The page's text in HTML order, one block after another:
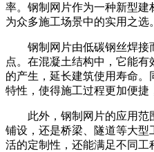
率。钢制网片作为一种新型
为众多施工场景中的实用之选。
钢制网片由低碳钢丝焊接
点。在混凝土结构中，它能
的产生，延长建筑使用寿命
特性，使得施工过程更加便捷
此外，钢制网片的应用范
铺设，还是桥梁、隧道等大型
活的定制性，还能满足不同